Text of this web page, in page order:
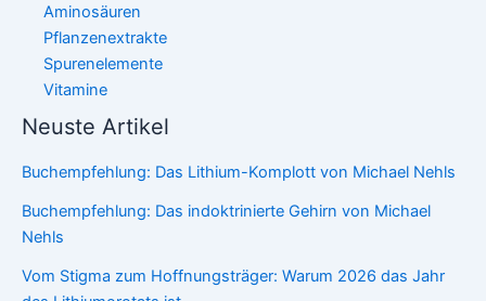
Aminosäuren
Pflanzenextrakte
Spurenelemente
Vitamine
Neuste Artikel
Buchempfehlung: Das Lithium-Komplott von Michael Nehls
Buchempfehlung: Das indoktrinierte Gehirn von Michael
Nehls
Vom Stigma zum Hoffnungsträger: Warum 2026 das Jahr